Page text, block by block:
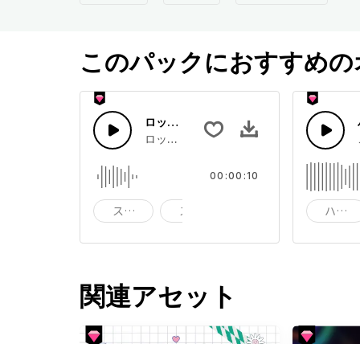
このパックにおすすめ
ロックイントロフル
ロックドラムとギター
スティング スタブ
00:00:10
ハッ
関連アセット